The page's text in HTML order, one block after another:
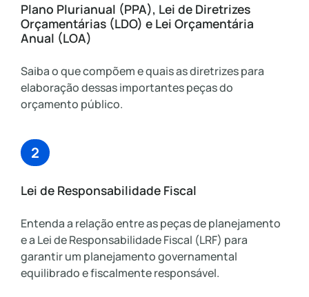
Plano Plurianual (PPA), Lei de Diretrizes
Orçamentárias (LDO) e Lei Orçamentária
Anual (LOA)
Saiba o que compõem e quais as diretrizes para
elaboração dessas importantes peças do
orçamento público.
2
Lei de Responsabilidade Fiscal
Entenda a relação entre as peças de planejamento
e a Lei de Responsabilidade Fiscal (LRF) para
garantir um planejamento governamental
equilibrado e fiscalmente responsável.